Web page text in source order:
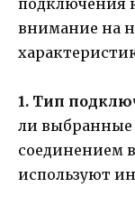
подключения
внимание на
1. Тип
ли
соединением
используют